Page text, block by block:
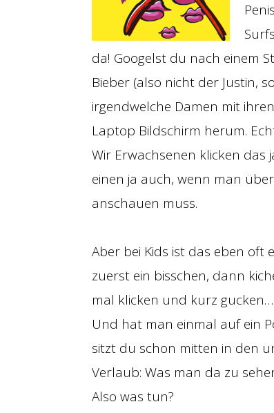
da! Googelst du nach einem
Bieber (also nicht der Justin,
irgendwelche Damen mit
Laptop Bildschirm herum.
Wir Erwachsenen klicken das
einen ja auch, wenn man
anschauen muss.
Aber bei Kids ist das eben oft
zuerst ein bisschen, dann
mal klicken und kurz gucken…
Und hat man einmal auf ein
sitzt du schon mitten in den
Verlaub: Was man da zu
Also was tun?